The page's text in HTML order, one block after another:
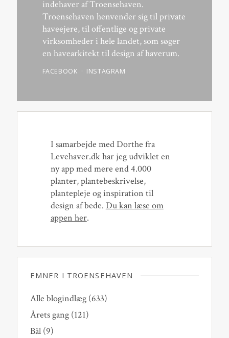
indehaver af Troensehaven.
Troensehaven henvender sig til private
haveejere, til offentlige og private
virksomheder i hele landet, som søger
en havearkitekt til design af haverum.
FACEBOOK INSTAGRAM
I samarbejde med Dorthe fra
Levehaver.dk har jeg udviklet en
ny app med mere end 4.000
planter, plantebeskrivelse,
plantepleje og inspiration til
design af bede. Du kan læse om
appen her.
EMNER I TROENSEHAVEN
Alle blogindlæg(633)
Årets gang(121)
Bål(9)